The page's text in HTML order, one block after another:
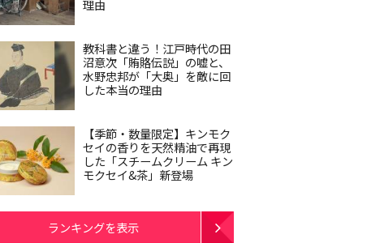
理由
教科書と違う！江戸時代の田
沼意次「賄賂伝説」の嘘と、
水野忠邦が「大奥」を敵に回
した本当の理由
【季節・数量限定】キンモク
セイの香りを天然精油で再現
した「スチームクリーム キン
モクセイ&茶」新登場
ランキングを表示